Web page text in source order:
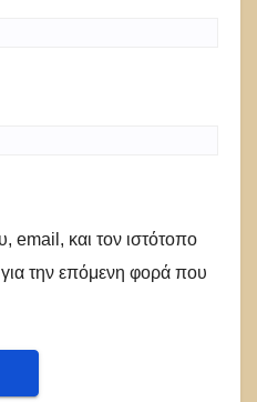
email, και τον ιστότοπο
την επόμενη φορά που